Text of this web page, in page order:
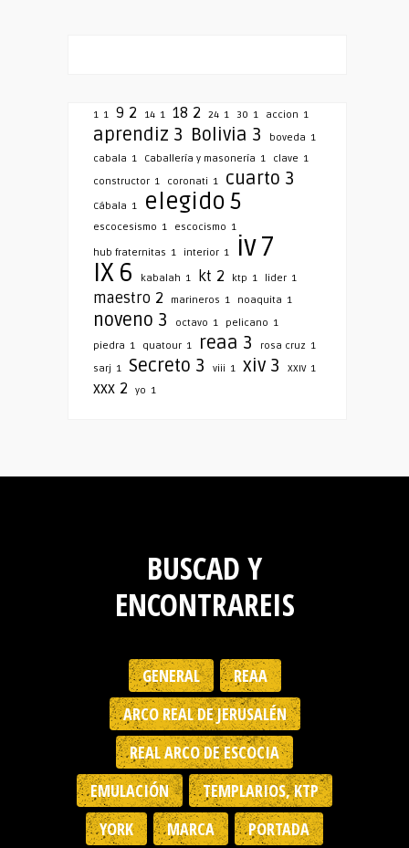
1 1 9 2 14 1 18 2 24 1 30 1 accion 1
aprendiz 3 Bolivia 3 boveda 1
cabala 1 Caballería y masonería 1 clave 1
constructor 1 coronati 1 cuarto 3
Cábala 1 elegido5
escocesismo 1 escocismo 1
hub fraternitas 1 interior 1 iv7
IX 6 kabalah 1 kt 2 ktp 1 lider 1
maestro 2 marineros 1 noaquita 1
noveno 3 octavo 1 pelicano 1
piedra 1 quatour 1 reaa 3 rosa cruz 1
sarj 1 Secreto 3 viii 1 xiv 3 XXIV 1
xxx 2 yo 1
BUSCAD Y
ENCONTRAREIS
GENERAL
REAA
ARCO REAL DE JERUSALÉN
REAL ARCO DE ESCOCIA
EMULACIÓN
TEMPLARIOS, KTP
YORK
MARCA PORTADA